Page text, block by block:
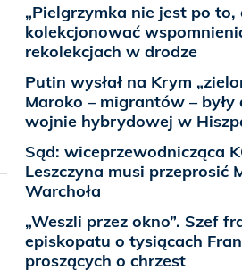
„Pielgrzymka nie jest po to,
kolekcjonować
rekolekcjach w drodze
Putin wysłał na Krym
Maroko – migrantów – były
wojnie hybrydowej w
Sąd: wiceprzewodnicząca
Leszczyna musi przeprosić
Warchoła
„Weszli przez okno”. Szef
episkopatu o tysiącach
proszących o chrzest